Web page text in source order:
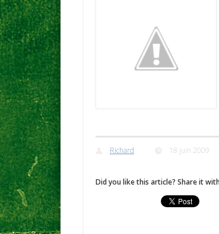
Richard 18 juin 2009
Did you like this article? Share it